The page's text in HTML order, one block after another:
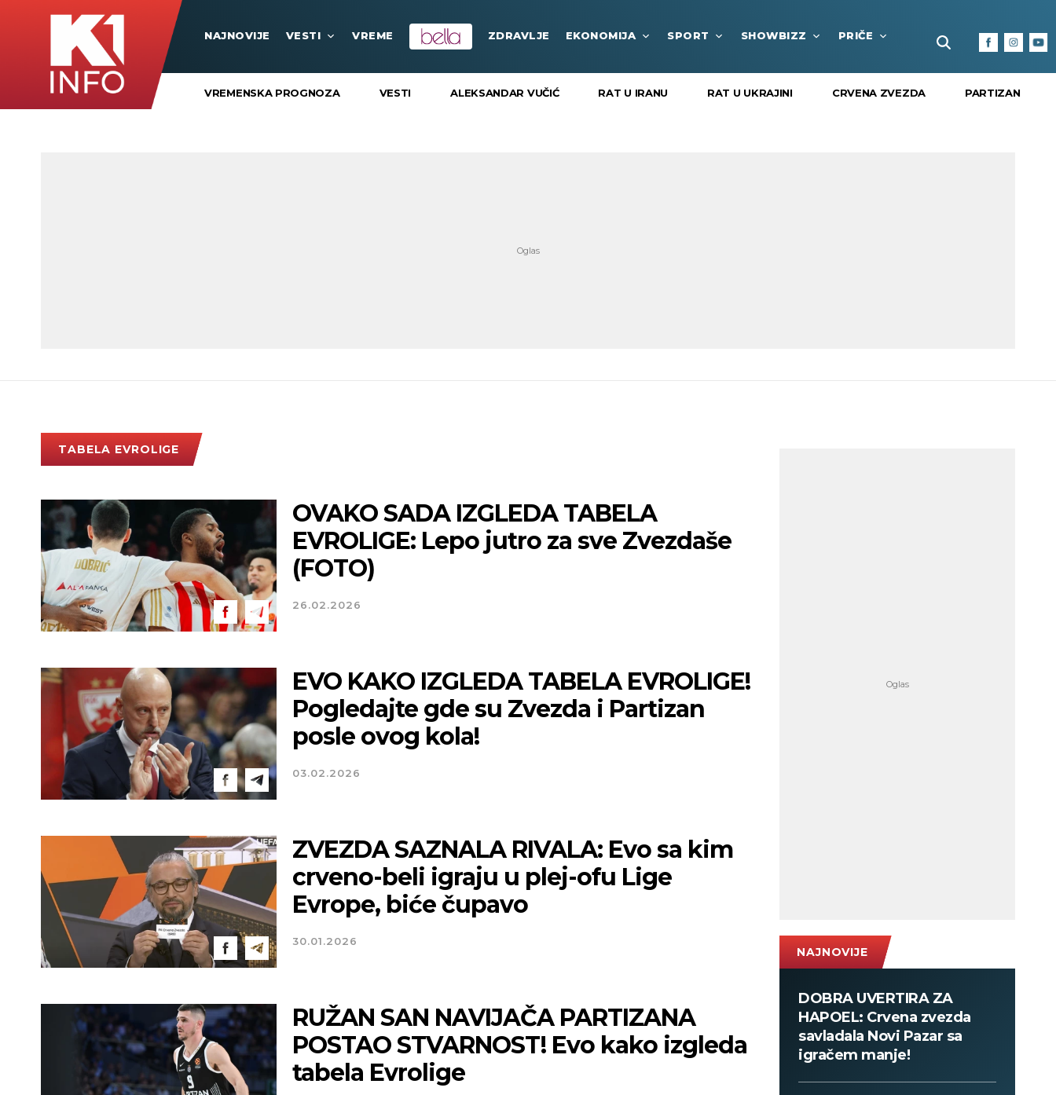
NAJNOVIJE VESTI VREME ZDRAVLJE EKONOMIJA SPORT SHOWBIZZ PRIČE FUN BOX KULTURA I
VREMENSKA PROGNOZA VESTI ALEKSANDAR VUČIĆ RAT U IRANU RAT U UKRAJINI CRVENA ZVEZDA PARTIZAN
TABELA EVROLIGE
OVAKO SADA IZGLEDA TABELA
EVROLIGE: Lepo jutro za sve Zvezdaše
(FOTO)
26.02.2026
EVO KAKO IZGLEDA TABELA EVROLIGE!
Pogledajte gde su Zvezda i Partizan
posle ovog kola!
03.02.2026
ZVEZDA SAZNALA RIVALA: Evo sa kim
crveno-beli igraju u plej-ofu Lige
Evrope, biće čupavo
30.01.2026
RUŽAN SAN NAVIJAČA PARTIZANA
POSTAO STVARNOST! Evo kako izgleda
tabela Evrolige
NAJNOVIJE
DOBRA UVERTIRA ZA
HAPOEL: Crvena zvezda
savladala Novi Pazar sa
igračem manje!